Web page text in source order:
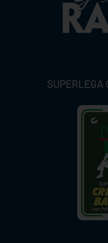
SUPERLEGA